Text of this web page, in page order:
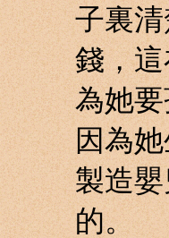
子裏
錢，
為她
因為
製造
的。